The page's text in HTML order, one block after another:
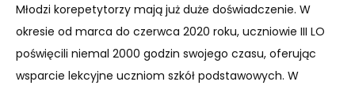
Młodzi korepetytorzy mają już duże doświadczenie. W
okresie od marca do czerwca 2020 roku, uczniowie III LO
poświęcili niemal 2000 godzin swojego czasu, oferując
wsparcie lekcyjne uczniom szkół podstawowych. W